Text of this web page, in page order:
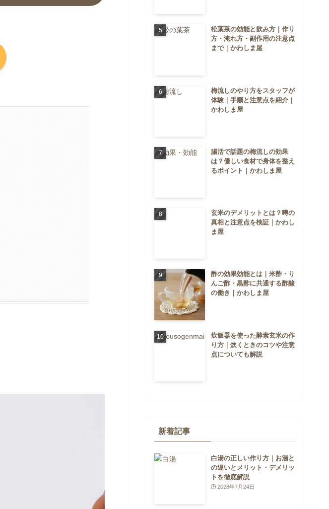
松葉茶の効能と飲み方｜作り
方・淹れ方・副作用の注意点
まで｜かわしま屋
梅流しのやり方をスタッフが
体験｜手順と注意点を紹介｜
かわしま屋
腸活で話題の梅流しの効果
は？優しい食材で身体を整え
るポイント｜かわしま屋
玄米のデメリットとは？噂の
真相と注意点を検証｜かわし
ま屋
酢の効果効能とは｜米酢・り
んご酢・黒酢に共通する酢酸
の働き｜かわしま屋
炊飯器を使った酵素玄米の作
り方｜炊くときのコツや注意
点についても解説
新着記事
白湯の正しい作り方｜お湯と
の違いとメリット・デメリッ
トを徹底解説
2026年7月24日